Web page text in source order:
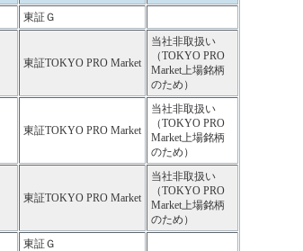
東証Ｇ
東証TOKYO PRO Market
当社非取扱い
（TOKYO PRO
Market上場銘柄
のため）
東証TOKYO PRO Market
当社非取扱い
（TOKYO PRO
Market上場銘柄
のため）
東証TOKYO PRO Market
当社非取扱い
（TOKYO PRO
Market上場銘柄
のため）
東証Ｇ